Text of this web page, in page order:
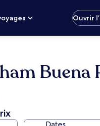
Ouvrir
Buena